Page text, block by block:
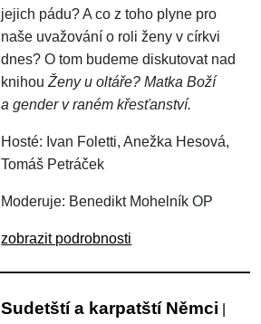
jejich pádu? A co z toho plyne pro
naše uvažování o roli ženy v církvi
dnes? O tom budeme diskutovat nad
knihouŽeny u oltáře? Matka Boží
a gender v raném křesťanství.
Hosté: Ivan Foletti, Anežka Hesová,
Tomáš Petráček
Moderuje: Benedikt Mohelník OP
zobrazit podrobnosti
Sudetští a karpatští Němci